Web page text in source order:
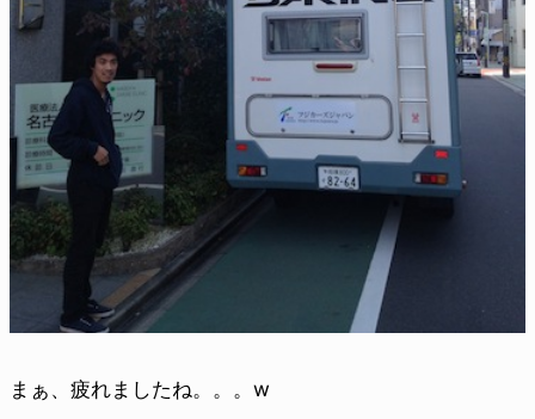
まぁ、疲れましたね。。。w